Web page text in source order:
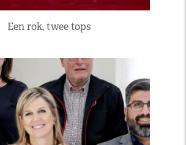
Een rok, twee tops